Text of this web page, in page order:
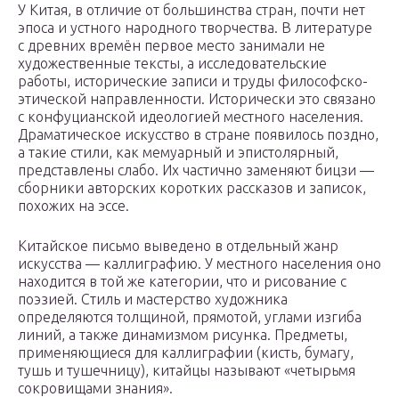
У Китая, в отличие от большинства стран, почти нет
эпоса и устного народного творчества. В литературе
с древних времён первое место занимали не
художественные тексты, а исследовательские
работы, исторические записи и труды философско-
этической направленности. Исторически это связано
с конфуцианской идеологией местного населения.
Драматическое искусство в стране появилось поздно,
а такие стили, как мемуарный и эпистолярный,
представлены слабо. Их частично заменяют бицзи —
сборники авторских коротких рассказов и записок,
похожих на эссе.
Китайское письмо выведено в отдельный жанр
искусства — каллиграфию. У местного населения оно
находится в той же категории, что и рисование с
поэзией. Стиль и мастерство художника
определяются толщиной, прямотой, углами изгиба
линий, а также динамизмом рисунка. Предметы,
применяющиеся для каллиграфии (кисть, бумагу,
тушь и тушечницу), китайцы называют «четырьмя
сокровищами знания».